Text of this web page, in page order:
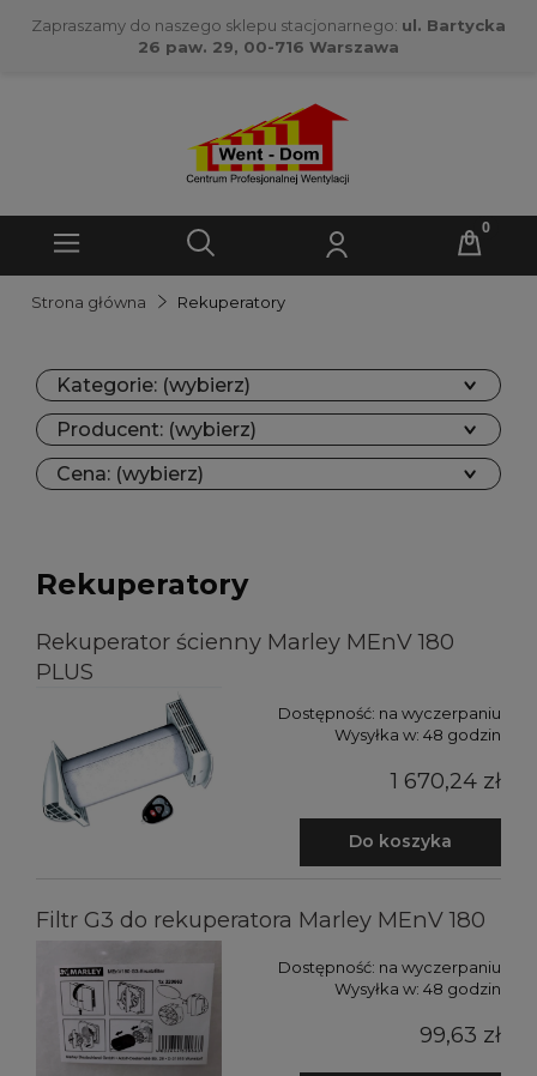
Zapraszamy do naszego sklepu stacjonarnego: ul. Bartycka
26 paw. 29, 00-716 Warszawa
Strona główna Rekuperatory
Kategorie: (wybierz)
Producent: (wybierz)
Cena: (wybierz)
Rekuperatory
Rekuperator ścienny Marley MEnV 180
PLUS
Dostępność: na wyczerpaniu
Wysyłka w: 48 godzin
1 670,24 zł
Do koszyka
Filtr G3 do rekuperatora Marley MEnV 180
Dostępność: na wyczerpaniu
Wysyłka w: 48 godzin
99,63 zł